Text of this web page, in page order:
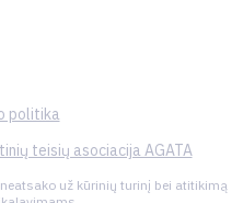
politika
teisių asociacija AGATA
už kūrinių turinį bei atitikimą